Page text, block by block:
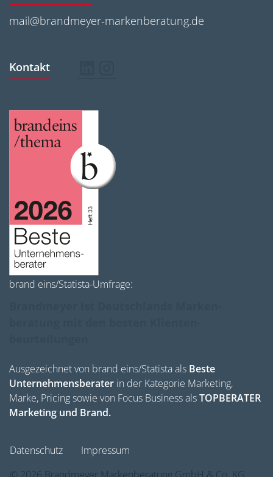
mail@brandmeyer-markenberatung.de
Kontakt
brand eins/Statista-Umfrage:
Ausgezeichnet von brand eins/Statista als Beste
Unternehmensberater in der Kategorie Marketing,
Marke, Pricing sowie von Focus Business alsTOPBERATER
Marketing und Brand.
Datenschutz
Impressum